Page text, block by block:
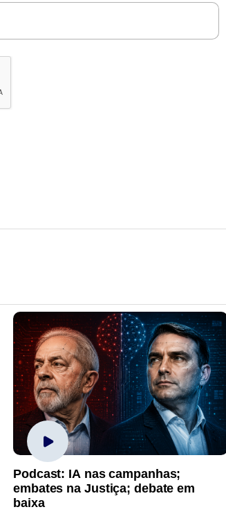
Podcast: IA nas campanhas;
embates na Justiça; debate em
baixa